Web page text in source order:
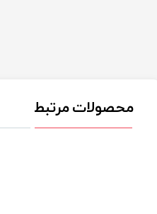
محصولات مرتبط